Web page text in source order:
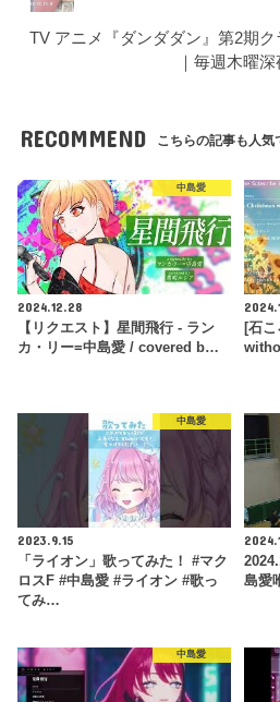
TV アニメ『ダンダダン』第2期
｜毎週木曜
RECOMMEND こちらの記事も人気
中島愛
2024.12.28
【リクエスト】星間飛行 - ラン
カ・リー=中島愛 / covered b…
[石
中島愛
2023.9.15
「ライオン」歌ってみた！ #マク
ロスF #中島愛 #ライオン #歌っ
てみ…
島愛
中島愛